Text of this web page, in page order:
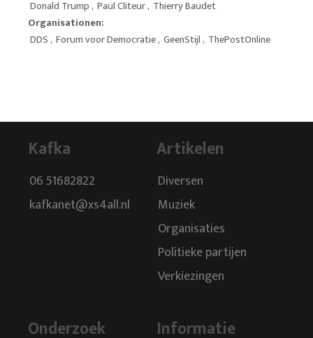
Donald Trump, Paul Cliteur, Thierry Baudet
Organisationen:
DDS, Forum voor Democratie, GeenStijl, ThePostOnline
Kafka
06 51682822
kafkanet@xs4all.nl
Artikelen
Diversen
Muziek
Organisaties
Politieke partijen
Verkiezingen
Onderzoek Informatie